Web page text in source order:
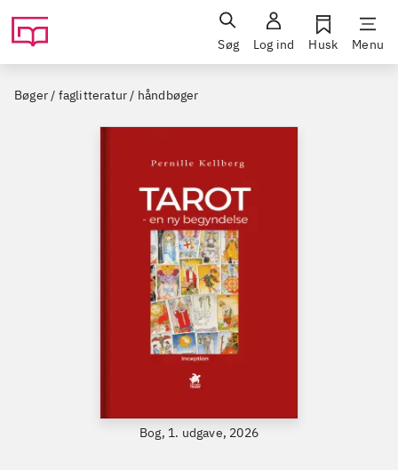
Søg Log ind Husk Menu
Bøger / faglitteratur / håndbøger
Bog, 1. udgave, 2026